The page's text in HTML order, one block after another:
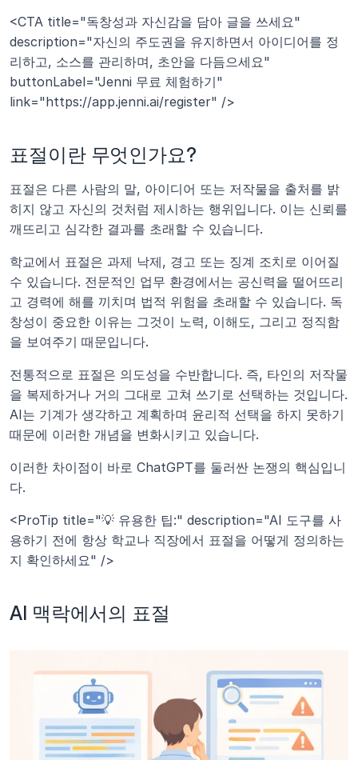
<CTA title="독창성과 자신감을 담아 글을 쓰세요"
description="자신의 주도권을 유지하면서 아이디어를 정
리하고, 소스를 관리하며, 초안을 다듬으세요"
buttonLabel="Jenni 무료 체험하기"
link="https://app.jenni.ai/register" />
표절이란 무엇인가요?
표절은 다른 사람의 말, 아이디어 또는 저작물을 출처를 밝
히지 않고 자신의 것처럼 제시하는 행위입니다. 이는 신뢰를
깨뜨리고 심각한 결과를 초래할 수 있습니다.
학교에서 표절은 과제 낙제, 경고 또는 징계 조치로 이어질
수 있습니다. 전문적인 업무 환경에서는 공신력을 떨어뜨리
고 경력에 해를 끼치며 법적 위험을 초래할 수 있습니다. 독
창성이 중요한 이유는 그것이 노력, 이해도, 그리고 정직함
을 보여주기 때문입니다.
전통적으로 표절은 의도성을 수반합니다. 즉, 타인의 저작물
을 복제하거나 거의 그대로 고쳐 쓰기로 선택하는 것입니다.
AI는 기계가 생각하고 계획하며 윤리적 선택을 하지 못하기
때문에 이러한 개념을 변화시키고 있습니다.
이러한 차이점이 바로 ChatGPT를 둘러싼 논쟁의 핵심입니
다.
<ProTip title="💡 유용한 팁:" description="AI 도구를 사
용하기 전에 항상 학교나 직장에서 표절을 어떻게 정의하는
지 확인하세요" />
AI 맥락에서의 표절